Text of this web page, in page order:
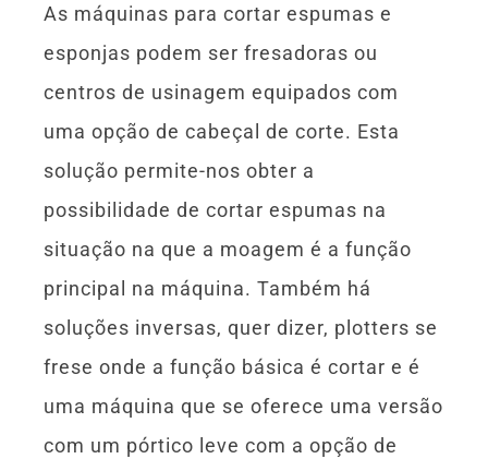
As máquinas para cortar espumas e
esponjas podem ser fresadoras ou
centros de usinagem equipados com
uma opção de cabeçal de corte. Esta
solução permite-nos obter a
possibilidade de cortar espumas na
situação na que a moagem é a função
principal na máquina. Também há
soluções inversas, quer dizer, plotters se
frese onde a função básica é cortar e é
uma máquina que se oferece uma versão
com um pórtico leve com a opção de